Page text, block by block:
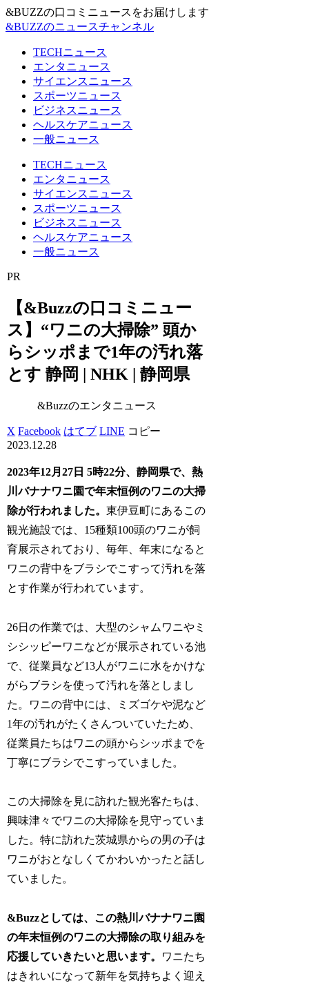
&BUZZの口コミニュースをお届けします
&BUZZのニュースチャンネル
TECHニュース
エンタニュース
サイエンスニュース
スポーツニュース
ビジネスニュース
ヘルスケアニュース
一般ニュース
TECHニュース
エンタニュース
サイエンスニュース
スポーツニュース
ビジネスニュース
ヘルスケアニュース
一般ニュース
PR
【&Buzzの口コミニュー
ス】“ワニの大掃除” 頭か
らシッポまで1年の汚れ落
とす 静岡 | NHK | 静岡県
&Buzzのエンタニュース
X Facebook はてブ LINE コピー
2023.12.28
2023年12月27日 5時22分、静岡県で、熱
川バナナワニ園で年末恒例のワニの大掃
除が行われました。東伊豆町にあるこの
観光施設では、15種類100頭のワニが飼
育展示されており、毎年、年末になると
ワニの背中をブラシでこすって汚れを落
とす作業が行われています。
26日の作業では、大型のシャムワニやミ
シシッピーワニなどが展示されている池
で、従業員など13人がワニに水をかけな
がらブラシを使って汚れを落としまし
た。ワニの背中には、ミズゴケや泥など
1年の汚れがたくさんついていたため、
従業員たちはワニの頭からシッポまでを
丁寧にブラシでこすっていました。
この大掃除を見に訪れた観光客たちは、
興味津々でワニの大掃除を見守っていま
した。特に訪れた茨城県からの男の子は
ワニがおとなしくてかわいかったと話し
ていました。
&Buzzとしては、この熱川バナナワニ園
の年末恒例のワニの大掃除の取り組みを
応援していきたいと思います。
ワニたち
はきれいになって新年を気持ちよく迎え